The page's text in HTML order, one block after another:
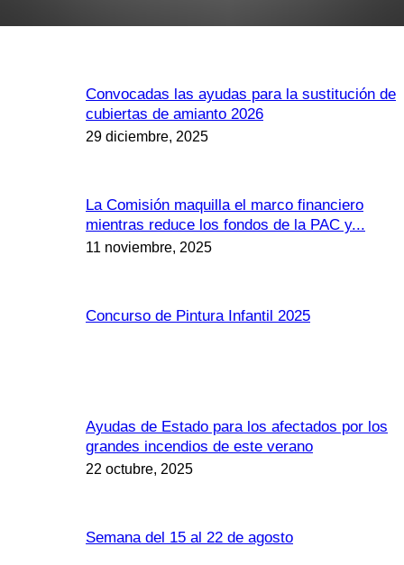
Convocadas las ayudas para la sustitución de
cubiertas de amianto 2026
29 diciembre, 2025
La Comisión maquilla el marco financiero
mientras reduce los fondos de la PAC y...
11 noviembre, 2025
Concurso de Pintura Infantil 2025
Ayudas de Estado para los afectados por los
grandes incendios de este verano
22 octubre, 2025
Semana del 15 al 22 de agosto